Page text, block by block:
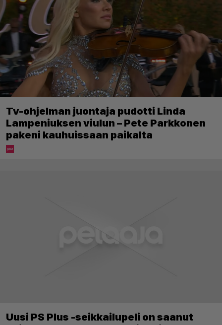
Tv-ohjelman juontaja pudotti Linda
Lampeniuksen viulun – Pete Parkkonen
pakeni kauhuissaan paikalta
Uusi PS Plus -seikkailupeli on saanut